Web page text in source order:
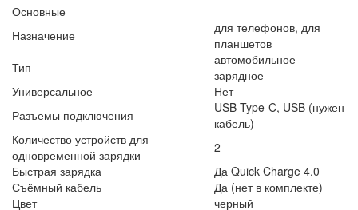
Основные
Назначение
для телефонов, для
планшетов
Тип
автомобильное
зарядное
Универсальное
Нет
Разъемы подключения
USB Type-C, USB (нужен
кабель)
Количество устройств для
одновременной зарядки
2
Быстрая зарядка
Да Quick Charge 4.0
Съёмный кабель
Да (нет в комплекте)
Цвет
черный